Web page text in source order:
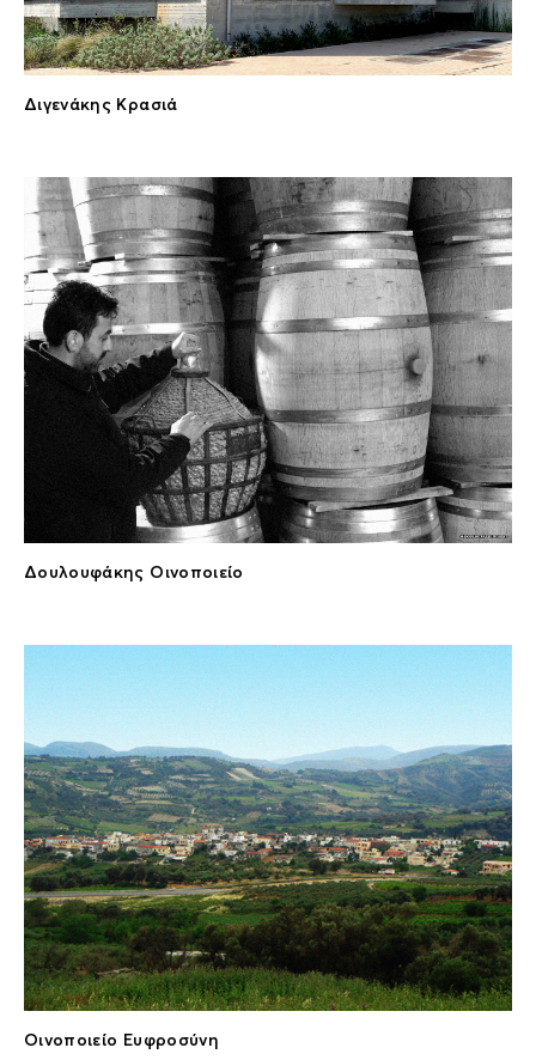
Διγενάκης Κρασιά
Δουλουφάκης Οινοποιείο
Οινοποιείο Ευφροσύνη